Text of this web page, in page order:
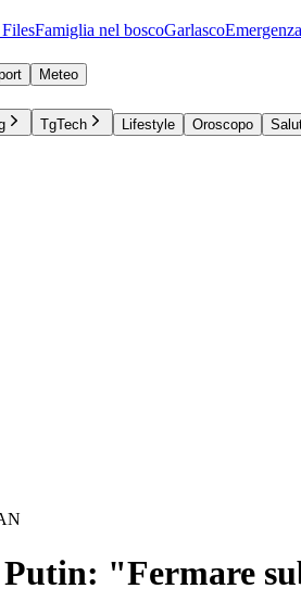
Famiglia nel boscoGarlasco
Meteo
TgTech Lifestyle Oroscopo
"Fermare